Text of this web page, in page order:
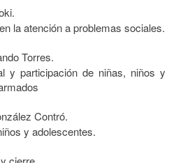
la atención a problemas sociales.
Torres.
y participación de niñas, niños y
Contró.
y adolescentes.